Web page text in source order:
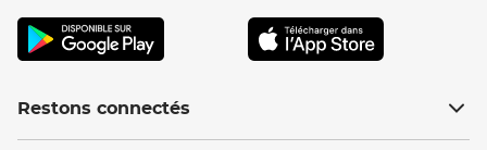
Restons connectés